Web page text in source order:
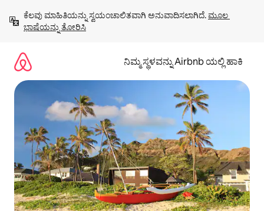
ಹೋಗಿ
ಕೆಲವು ಮಾಹಿತಿಯನ್ನು ಸ್ವಯಂಚಾಲಿತವಾಗಿ ಅನುವಾದಿಸಲಾಗಿದೆ. ಮೂಲ
ಭಾಷೆಯನ್ನು ತೋರಿಸಿ
ನಿಮ್ಮ ಸ್ಥಳವನ್ನು Airbnb ಯಲ್ಲಿ ಹಾಕಿ